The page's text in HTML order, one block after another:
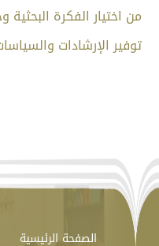
من اختيار الفكرة
توفير الإرشادات
الصفحة الرئيسية